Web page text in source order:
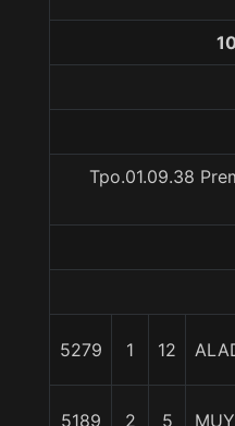
Tpo.01.09.38
5279 1 12
5189 2 5